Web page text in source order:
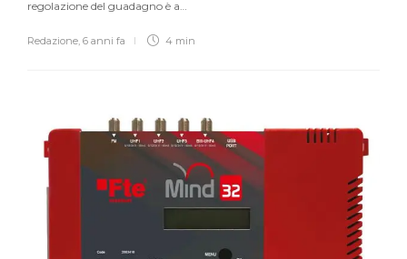
regolazione del guadagno è a…
Redazione 6 anni fa 4 min